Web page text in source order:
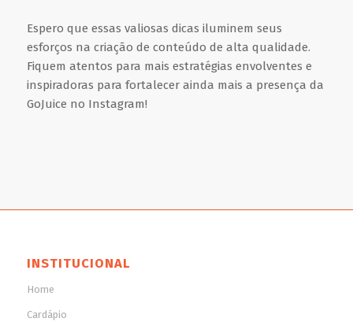
Espero que essas valiosas dicas iluminem seus
esforços na criação de conteúdo de alta qualidade.
Fiquem atentos para mais estratégias envolventes e
inspiradoras para fortalecer ainda mais a presença da
GoJuice no Instagram!
INSTITUCIONAL
Home
Cardápio